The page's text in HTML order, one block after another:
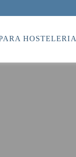
HOSTELERIA